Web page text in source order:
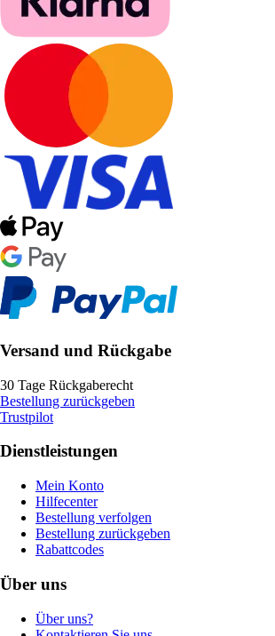
Versand und Rückgabe
30 Tage Rückgaberecht
Bestellung zurückgeben
Trustpilot
Dienstleistungen
Mein Konto
Hilfecenter
Bestellung verfolgen
Bestellung zurückgeben
Rabattcodes
Über uns
Über uns?